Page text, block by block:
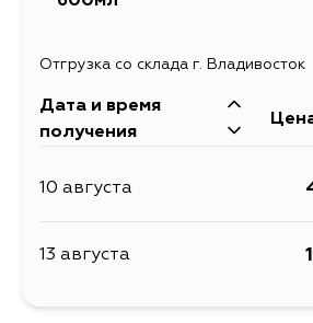
Отгрузка со склада г. Владивосток
Дата и время
получения
10 августа
13 августа